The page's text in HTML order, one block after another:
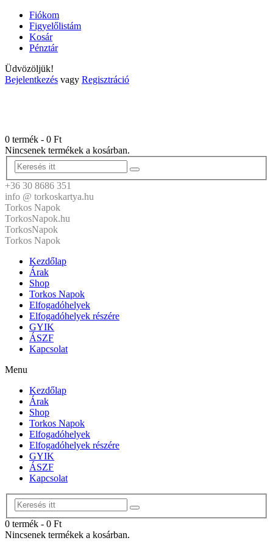
Fiókom
Figyelőlistám
Kosár
Pénztár
Üdvözöljük!
Bejelentkezés vagy Regisztráció
0 termék - 0 Ft
Nincsenek termékek a kosárban.
+36 30 8686 351
info @ torkoskartya.hu
Torkos Napok
TorkosNapok.hu
TorkosNapok
Torkos Napok
Kezdőlap
Árak
Shop
Torkos Napok
Elfogadóhelyek
Elfogadóhelyek részére
GYIK
ÁSZF
Kapcsolat
Menu
Kezdőlap
Árak
Shop
Torkos Napok
Elfogadóhelyek
Elfogadóhelyek részére
GYIK
ÁSZF
Kapcsolat
0 termék - 0 Ft
Nincsenek termékek a kosárban.